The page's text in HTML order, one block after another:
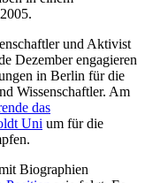
und Aktivist
Dezember engagieren
in Berlin für die
Wissenschaftler. Am
das
Uni um für die
Biographien